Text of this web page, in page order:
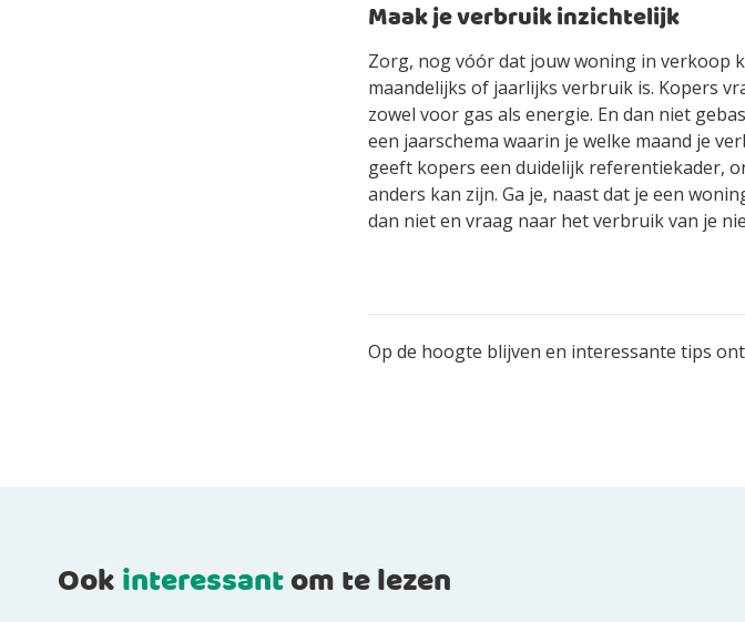
Maak je verbruik inzichtelijk
Zorg, nog vóór dat jouw woning in verkoop
maandelijks of jaarlijks verbruik is. Kopers
zowel voor gas als energie. En dan niet
een jaarschema waarin je welke maand je
geeft kopers een duidelijk referentiekader,
anders kan zijn. Ga je, naast dat je een
dan niet en vraag naar het verbruik van je
Op de hoogte blijven en interessante tips
Ookinteressantom te lezen